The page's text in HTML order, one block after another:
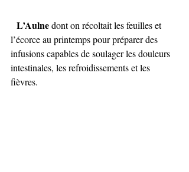
L’Aulne dont on récoltait les feuilles et
l’écorce au printemps pour préparer des
infusions capables de soulager les douleurs
intestinales, les refroidissements et les
fièvres.